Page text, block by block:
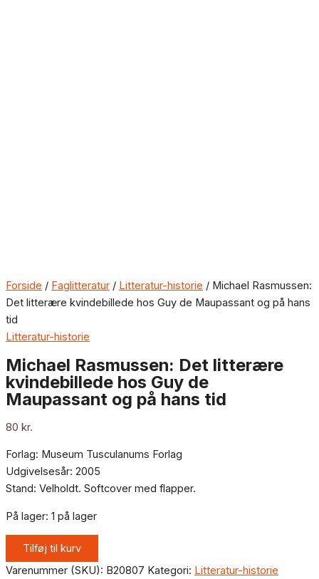
Forside / Faglitteratur / Litteratur-historie / Michael Rasmussen:
Det litterære kvindebillede hos Guy de Maupassant og på hans
tid
Litteratur-historie
Michael Rasmussen: Det litterære
kvindebillede hos Guy de
Maupassant og på hans tid
80 kr.
Forlag: Museum Tusculanums Forlag
Udgivelsesår: 2005
Stand: Velholdt. Softcover med flapper.
På lager: 1 på lager
Tilføj til kurv
Varenummer (SKU): B20807 Kategori: Litteratur-historie